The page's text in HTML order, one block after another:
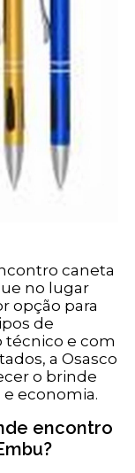
caneta
no lugar
opção para
de
técnico e com
a Osasco
o brinde
economia.
encontro